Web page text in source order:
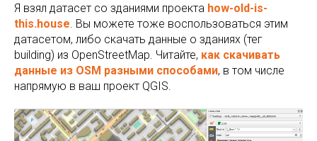
Я взял датасет со зданиями проекта how-old-is-
this.house . Вы можете тоже воспользоваться этим
датасетом, либо скачать данные о зданиях (тег
building) из OpenStreetMap. Читайте, как скачивать
данные из OSM разными способами, в том числе
напрямую в ваш проект QGIS.